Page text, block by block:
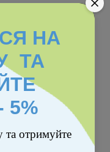
НА
ТА
5%
та отримуйте